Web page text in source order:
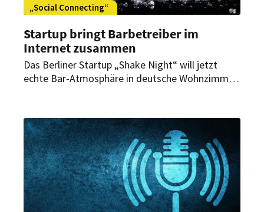
„Social Connecting“
Startup bringt Barbetreiber im
Internet zusammen
Das Berliner Startup „Shake Night“ will jetzt
echte Bar-Atmosphäre in deutsche Wohnzimmer